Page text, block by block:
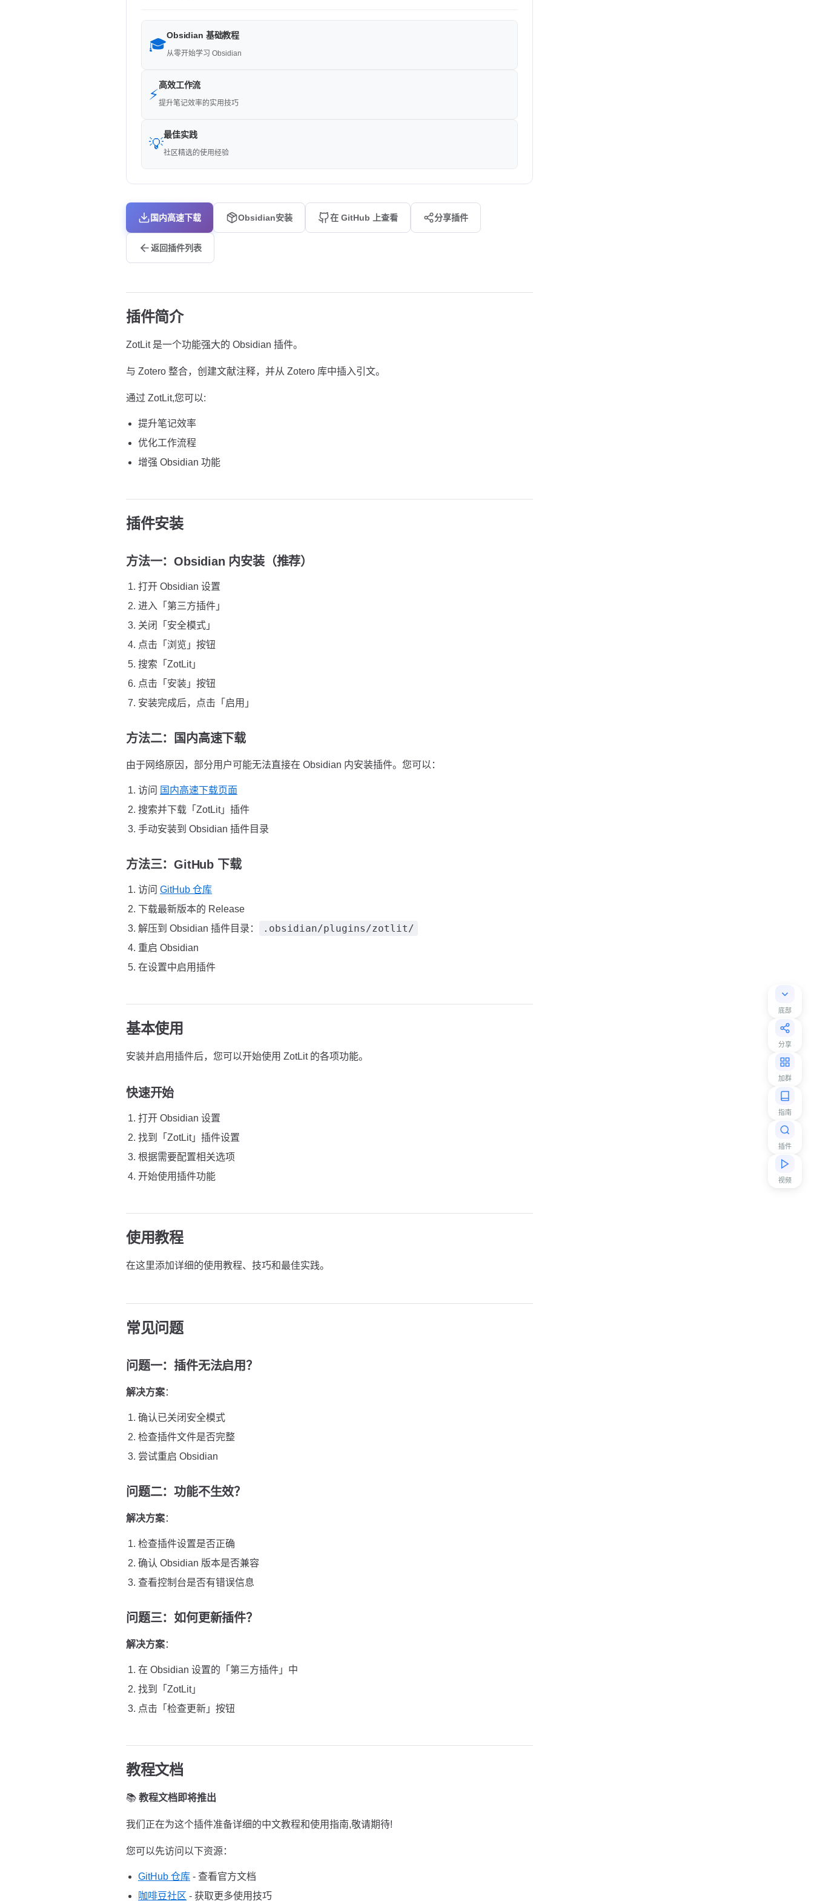
底部
分享
加群
指南
插件
视频
🎓
Obsidian 基础教程
从零开始学习 Obsidian
⚡
高效工作流
提升笔记效率的实用技巧
💡
最佳实践
社区精选的使用经验
国内高速下载 Obsidian安装 在 GitHub 上查看 分享插件
返回插件列表
插件简介
ZotLit 是一个功能强大的 Obsidian 插件。
与 Zotero 整合，创建文献注释，并从 Zotero 库中插入引文。
通过 ZotLit,您可以:
提升笔记效率
优化工作流程
增强 Obsidian 功能
插件安装
方法一：Obsidian 内安装（推荐）
打开 Obsidian 设置
进入「第三方插件」
关闭「安全模式」
点击「浏览」按钮
搜索「ZotLit」
点击「安装」按钮
安装完成后，点击「启用」
方法二：国内高速下载
由于网络原因，部分用户可能无法直接在 Obsidian 内安装插件。您可以：
访问 国内高速下载页面
搜索并下载「ZotLit」插件
手动安装到 Obsidian 插件目录
方法三：GitHub 下载
访问 GitHub 仓库
下载最新版本的 Release
解压到 Obsidian 插件目录：
.obsidian/plugins/zotlit/
重启 Obsidian
在设置中启用插件
基本使用
安装并启用插件后，您可以开始使用 ZotLit 的各项功能。
快速开始
打开 Obsidian 设置
找到「ZotLit」插件设置
根据需要配置相关选项
开始使用插件功能
使用教程
在这里添加详细的使用教程、技巧和最佳实践。
常见问题
问题一：插件无法启用？
解决方案：
确认已关闭安全模式
检查插件文件是否完整
尝试重启 Obsidian
问题二：功能不生效？
解决方案：
检查插件设置是否正确
确认 Obsidian 版本是否兼容
查看控制台是否有错误信息
问题三：如何更新插件？
解决方案：
在 Obsidian 设置的「第三方插件」中
找到「ZotLit」
点击「检查更新」按钮
教程文档
📚 教程文档即将推出
我们正在为这个插件准备详细的中文教程和使用指南,敬请期待!
您可以先访问以下资源：
GitHub 仓库 - 查看官方文档
咖啡豆社区 - 获取更多使用技巧